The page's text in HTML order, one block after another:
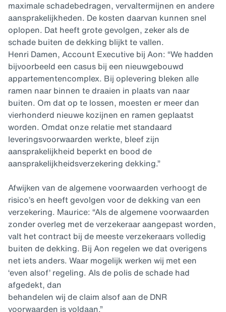
maximale schadebedragen, vervaltermijnen en andere
aansprakelijkheden. De kosten daarvan kunnen snel
oplopen. Dat heeft grote gevolgen, zeker als de
schade buiten de dekking blijkt te vallen.
Henri Damen, Account Executive bij Aon: “We hadden
bijvoorbeeld een casus bij een nieuwgebouwd
appartementencomplex. Bij oplevering bleken alle
ramen naar binnen te draaien in plaats van naar
buiten. Om dat op te lossen, moesten er meer dan
vierhonderd nieuwe kozijnen en ramen geplaatst
worden. Omdat onze relatie met standaard
leveringsvoorwaarden werkte, bleef zijn
aansprakelijkheid beperkt en bood de
aansprakelijkheidsverzekering dekking.”
Afwijken van de algemene voorwaarden verhoogt de
risico’s en heeft gevolgen voor de dekking van een
verzekering. Maurice: “Als de algemene voorwaarden
zonder overleg met de verzekeraar aangepast worden,
valt het contract bij de meeste verzekeraars volledig
buiten de dekking. Bij Aon regelen we dat overigens
net iets anders. Waar mogelijk werken wij met een
‘even alsof’ regeling. Als de polis de schade had
afgedekt, dan
behandelen wij de claim alsof aan de DNR
voorwaarden is voldaan.”